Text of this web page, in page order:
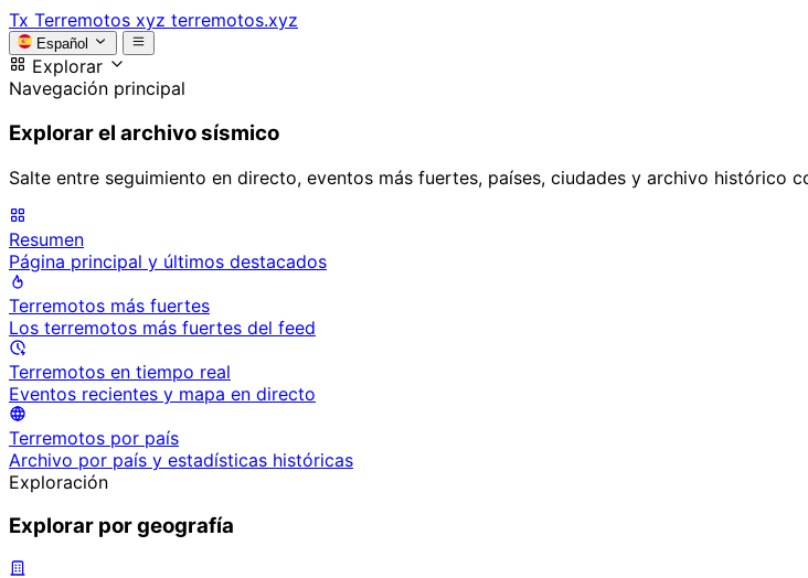
Tx Terremotos xyz terremotos.xyz
Español
Explorar
Navegación principal
Explorar el archivo sísmico
Salte entre seguimiento en directo, eventos más fuertes, países, ciudades y archivo histórico
Resumen
Página principal y últimos destacados
Terremotos más fuertes
Los terremotos más fuertes del feed
Terremotos en tiempo real
Eventos recientes y mapa en directo
Terremotos por país
Archivo por país y estadísticas históricas
Exploración
Explorar por geografía